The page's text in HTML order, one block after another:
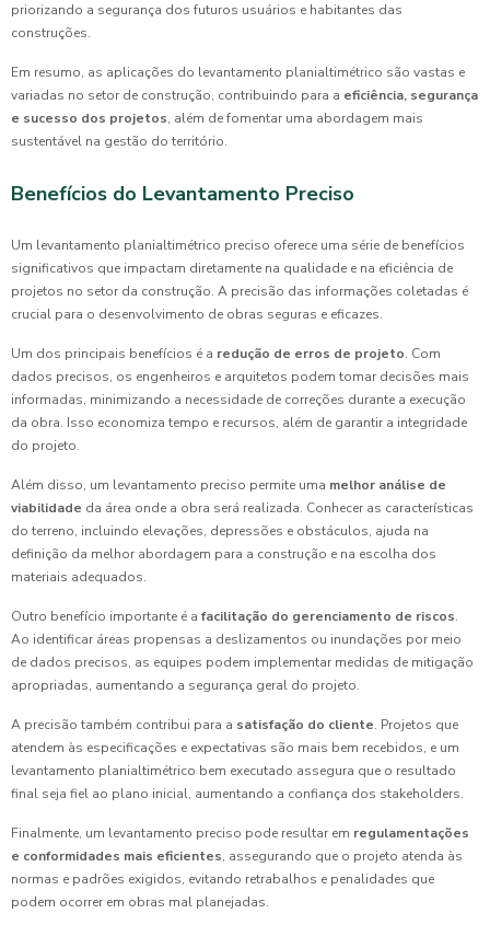
priorizando a segurança dos futuros usuários e habitantes das
construções.
Em resumo, as aplicações do levantamento planialtimétrico são vastas e
variadas no setor de construção, contribuindo para a eficiência, segurança
e sucesso dos projetos, além de fomentar uma abordagem mais
sustentável na gestão do território.
Benefícios do Levantamento Preciso
Um levantamento planialtimétrico preciso oferece uma série de benefícios
significativos que impactam diretamente na qualidade e na eficiência de
projetos no setor da construção. A precisão das informações coletadas é
crucial para o desenvolvimento de obras seguras e eficazes.
Um dos principais benefícios é a redução de erros de projeto. Com
dados precisos, os engenheiros e arquitetos podem tomar decisões mais
informadas, minimizando a necessidade de correções durante a execução
da obra. Isso economiza tempo e recursos, além de garantir a integridade
do projeto.
Além disso, um levantamento preciso permite uma melhor análise de
viabilidade da área onde a obra será realizada. Conhecer as características
do terreno, incluindo elevações, depressões e obstáculos, ajuda na
definição da melhor abordagem para a construção e na escolha dos
materiais adequados.
Outro benefício importante é a facilitação do gerenciamento de riscos.
Ao identificar áreas propensas a deslizamentos ou inundações por meio
de dados precisos, as equipes podem implementar medidas de mitigação
apropriadas, aumentando a segurança geral do projeto.
A precisão também contribui para a satisfação do cliente. Projetos que
atendem às especificações e expectativas são mais bem recebidos, e um
levantamento planialtimétrico bem executado assegura que o resultado
final seja fiel ao plano inicial, aumentando a confiança dos stakeholders.
Finalmente, um levantamento preciso pode resultar em regulamentações
e conformidades mais eficientes, assegurando que o projeto atenda às
normas e padrões exigidos, evitando retrabalhos e penalidades que
podem ocorrer em obras mal planejadas.